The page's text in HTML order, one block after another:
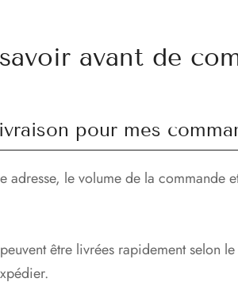
avant de
pour mes
adresse, le volume de la
être livrées rapidement